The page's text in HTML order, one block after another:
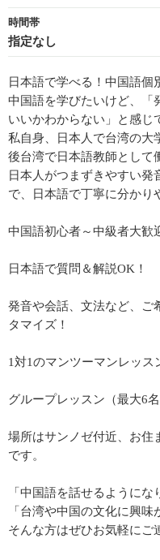
時間帯
指定なし
日本語で学べる！中国語個
中国語を学びたいけど、「
いいかわからない」と感じ
私自身、日本人で台湾の大
後台湾で日本語教師として
日本人がつまずきやすい
で、日本語で丁寧に分かり
中国語初心者～中級者大歓
日本語で質問＆解説OK！
発音や会話、文法など、ご
タマイズ！
1対1のマンツーマンレッス
グループレッスン（最大6
場所はサンノゼ付近、お住
です。
「中国語を話せるようにな
「台湾や中国の文化に興味
そんな方はぜひお気軽にご